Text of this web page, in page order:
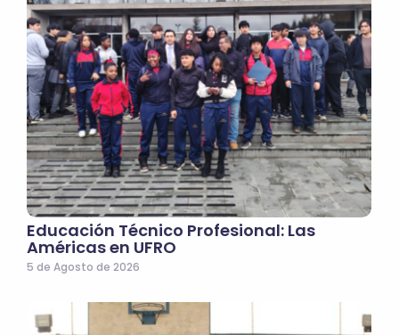
Educación Técnico Profesional: Las
Américas en UFRO
5 de Agosto de 2026